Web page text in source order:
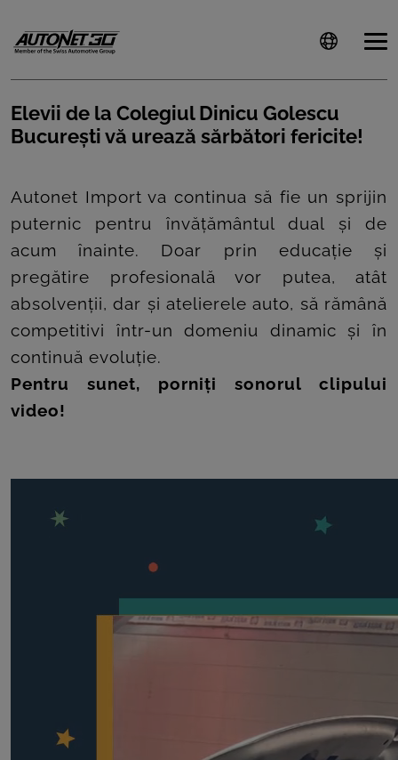
CLIENTI
CARIERE
DOCUMENTE
UTILE
CSR
PRESS
ROOM
Elevii de la Colegiul Dinicu Golescu
București vă urează sărbători fericite!
Autonet Import va continua să fie un sprijin
puternic pentru învățământul dual și de
acum înainte. Doar prin educație și
pregătire profesională vor putea, atât
absolvenții, dar și atelierele auto, să rămână
competitivi într-un domeniu dinamic și în
continuă evoluție.
Pentru sunet, porniți sonorul clipului
video!